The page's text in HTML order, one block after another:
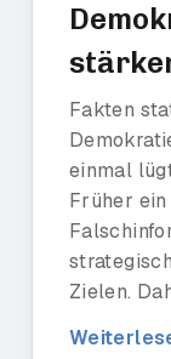
Fakten
einmal
Früher
Zielen.